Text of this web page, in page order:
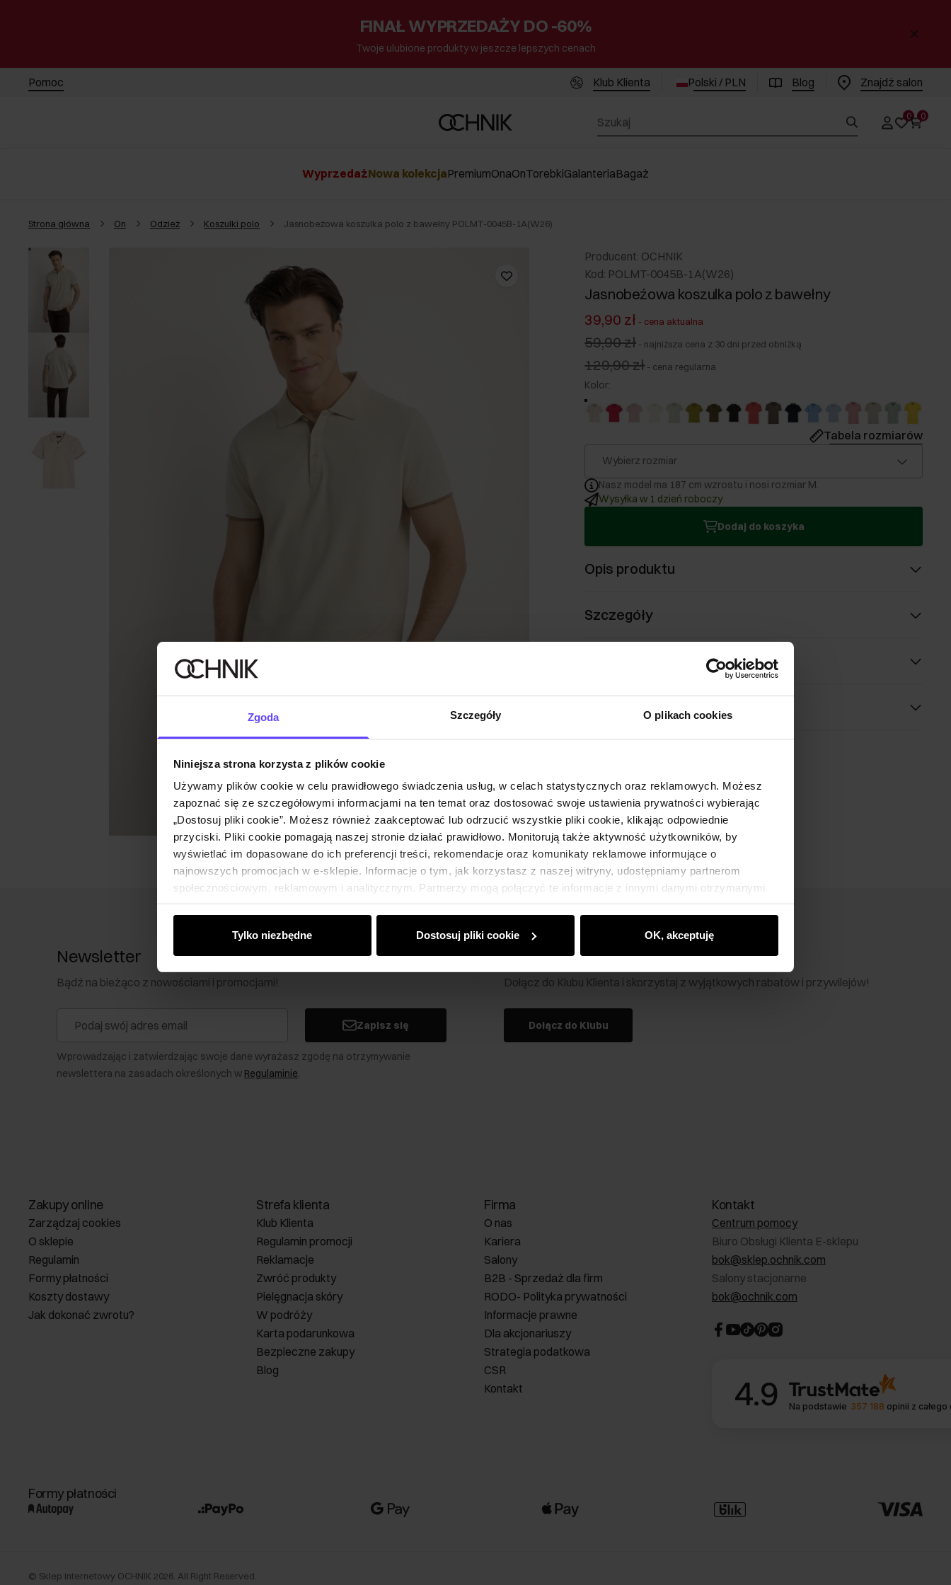
Zgoda Szczegóły O plikach cookies
Niniejsza strona korzysta z plików cookie
Używamy plików cookie w celu prawidłowego świadczenia usług, w celach statystycznych oraz reklamowych. Możesz
zapoznać się ze szczegółowymi informacjami na ten temat oraz dostosować swoje ustawienia prywatności wybierając
„Dostosuj pliki cookie”. Możesz również zaakceptować lub odrzucić wszystkie pliki cookie, klikając odpowiednie
przyciski. Pliki cookie pomagają naszej stronie działać prawidłowo. Monitorują także aktywność użytkowników, by
wyświetlać im dopasowane do ich preferencji treści, rekomendacje oraz komunikaty reklamowe informujące o
najnowszych promocjach w e-sklepie. Informacje o tym, jak korzystasz z naszej witryny, udostępniamy partnerom
społecznościowym, reklamowym i analitycznym. Partnerzy mogą połączyć te informacje z innymi danymi otrzymanymi
od Ciebie lub uzyskanymi podczas korzystania z ich usług.
Tylko niezbędne Dostosuj pliki cookie OK, akceptuję
FINAŁ WYPRZEDAŻY DO -60%
Twoje ulubione produkty w jeszcze lepszych cenach
Pomoc Klub Klienta Polski / PLN Blog Znajdż salon
0 0
WyprzedażNowa kolekcjaPremiumOnaOnTorebkiGalanteriaBagaż
Strona główna On Odzież Koszulki polo Jasnobeżowa koszulka polo z bawełny POLMT-0045B-1A(W26)
Producent: OCHNIK
Kod: POLMT-0045B-1A(W26)
Jasnobeżowa koszulka polo z bawełny
39,90 zł - cena aktualna
59,90 zł - najniższa cena z 30 dni przed obniżką
129,90 zł - cena regularna
Kolor:
Tabela rozmiarów
Wybierz rozmiar
Nasz model ma 187 cm wzrostu i nosi rozmiar M.
Wysyłka w 1 dzień roboczy
Dodaj do koszyka
Opis produktu
Szczegóły
Newsletter
Bądź na bieżąco z nowościami i promocjami!
Zapisz się
Wprowadzając i zatwierdzając swoje dane wyrażasz zgodę na otrzymywanie
newslettera na zasadach określonych w Regulaminie.
Klub Klienta Ochnik
Dołącz do Klubu Klienta i skorzystaj z wyjątkowych rabatów i przywilejów!
Dołącz do Klubu
Zakupy online
Zarządzaj cookies
O sklepie
Regulamin
Formy płatności
Koszty dostawy
Jak dokonać zwrotu?
Strefa klienta
Klub Klienta
Regulamin promocji
Reklamacje
Zwróć produkty
Pielęgnacja skóry
W podróży
Karta podarunkowa
Bezpieczne zakupy
Blog
Firma
O nas
Kariera
Salony
B2B - Sprzedaż dla firm
RODO- Polityka prywatności
Informacje prawne
Dla akcjonariuszy
Strategia podatkowa
CSR
Kontakt
Kontakt
Centrum pomocy
Biuro Obsługi Klienta E-sklepu
bok@sklep.ochnik.com
Salony stacjonarne
bok@ochnik.com
4.9 Na podstawie 357 188 opinii z
Formy płatności
© Sklep internetowy OCHNIK 2026 . All Right Reserved.